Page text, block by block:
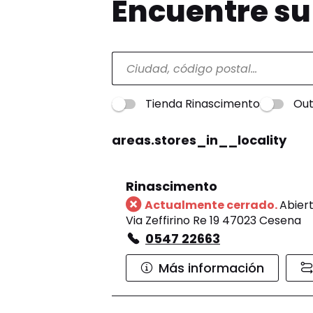
Encuentre
Tienda Rinascimento
areas.stores_in__locality
Rinascimento
Actualmente cerrado.
Via Zeffirino Re 19 47023 Cesena
0547 22663
Más información